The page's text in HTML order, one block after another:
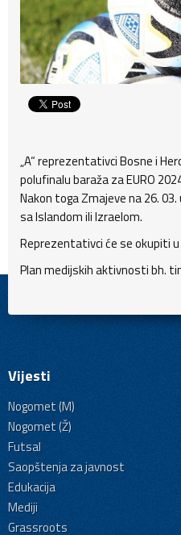
„A“ reprezentativci Bosne i
polufinalu baraža za EURO
Nakon toga Zmajeve na 26.
sa Islandom ili Izraelom.
Reprezentativci će se okupiti
Plan medijskih aktivnosti bh.
Vijesti
Nogomet (M)
Nogomet (Ž)
Futsal
Saopštenja za javnost
Edukacija
Mediji
Grassroots